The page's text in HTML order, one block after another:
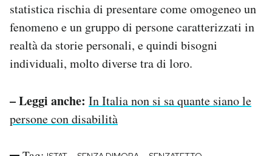
statistica rischia di presentare come omogeneo un
fenomeno e un gruppo di persone caratterizzati in
realtà da storie personali, e quindi bisogni
individuali, molto diverse tra di loro.
– Leggi anche: In Italia non si sa quante siano le
persone con disabilità